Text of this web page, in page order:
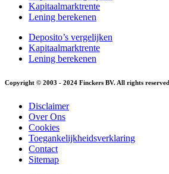
Kapitaalmarktrente
Lening berekenen
Deposito’s vergelijken
Kapitaalmarktrente
Lening berekenen
Copyright © 2003 - 2024 Finckers BV. All rights reserved
Disclaimer
Over Ons
Cookies
Toegankelijkheidsverklaring
Contact
Sitemap